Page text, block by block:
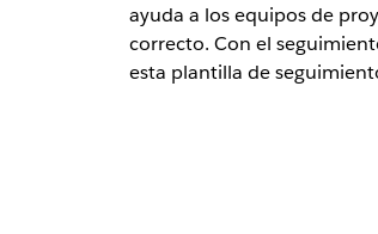
ayuda a los equipos de
correcto. Con el
esta plantilla de